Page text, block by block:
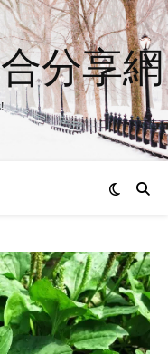
分享網